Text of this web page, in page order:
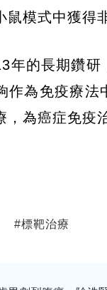
模式中獲得
年的長期鑽
作為免疫療
，為癌症免疫
#標靶治療